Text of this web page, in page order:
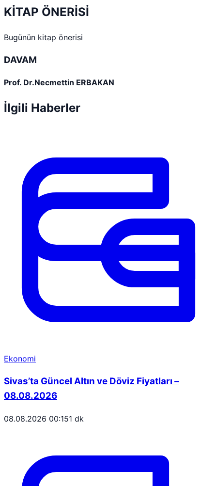
KİTAP ÖNERİSİ
Bugünün kitap önerisi
DAVAM
Prof. Dr.Necmettin ERBAKAN
İlgili Haberler
Ekonomi
Sivas’ta Güncel Altın ve Döviz Fiyatları –
08.08.2026
08.08.2026 00:151 dk